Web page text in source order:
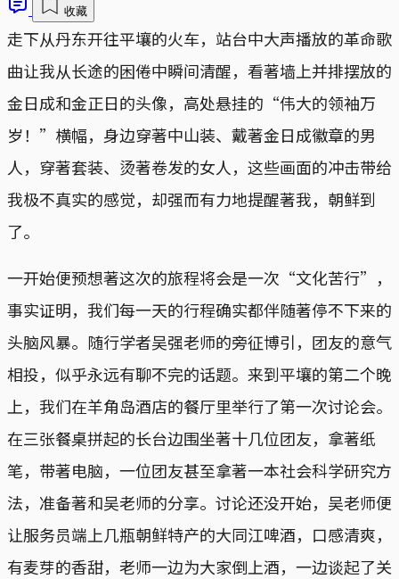
收藏
走下从丹东开往平壤的火车，站台中大声播放的革命歌
曲让我从长途的困倦中瞬间清醒，看著墙上并排摆放的
金日成和金正日的头像，高处悬挂的“伟大的领袖万
岁！”横幅，身边穿著中山装、戴著金日成徽章的男
人，穿著套装、烫著卷发的女人，这些画面的冲击带给
我极不真实的感觉，却强而有力地提醒著我，朝鲜到
了。
一开始便预想著这次的旅程将会是一次“文化苦行”，
事实证明，我们每一天的行程确实都伴随著停不下来的
头脑风暴。随行学者吴强老师的旁征博引，团友的意气
相投，似乎永远有聊不完的话题。来到平壤的第二个晚
上，我们在羊角岛酒店的餐厅里举行了第一次讨论会。
在三张餐桌拼起的长台边围坐著十几位团友，拿著纸
笔，带著电脑，一位团友甚至拿著一本社会科学研究方
法，准备著和吴老师的分享。讨论还没开始，吴老师便
让服务员端上几瓶朝鲜特产的大同江啤酒，口感清爽，
有麦芽的香甜，老师一边为大家倒上酒，一边谈起了关